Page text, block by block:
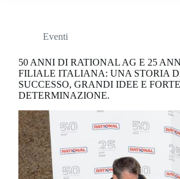
Eventi
50 ANNI DI RATIONAL AG E 25
FILIALE ITALIANA: UNA STORIA
SUCCESSO, GRANDI IDEE E FORTE
DETERMINAZIONE.